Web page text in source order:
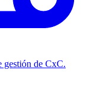
gestión de CxC.